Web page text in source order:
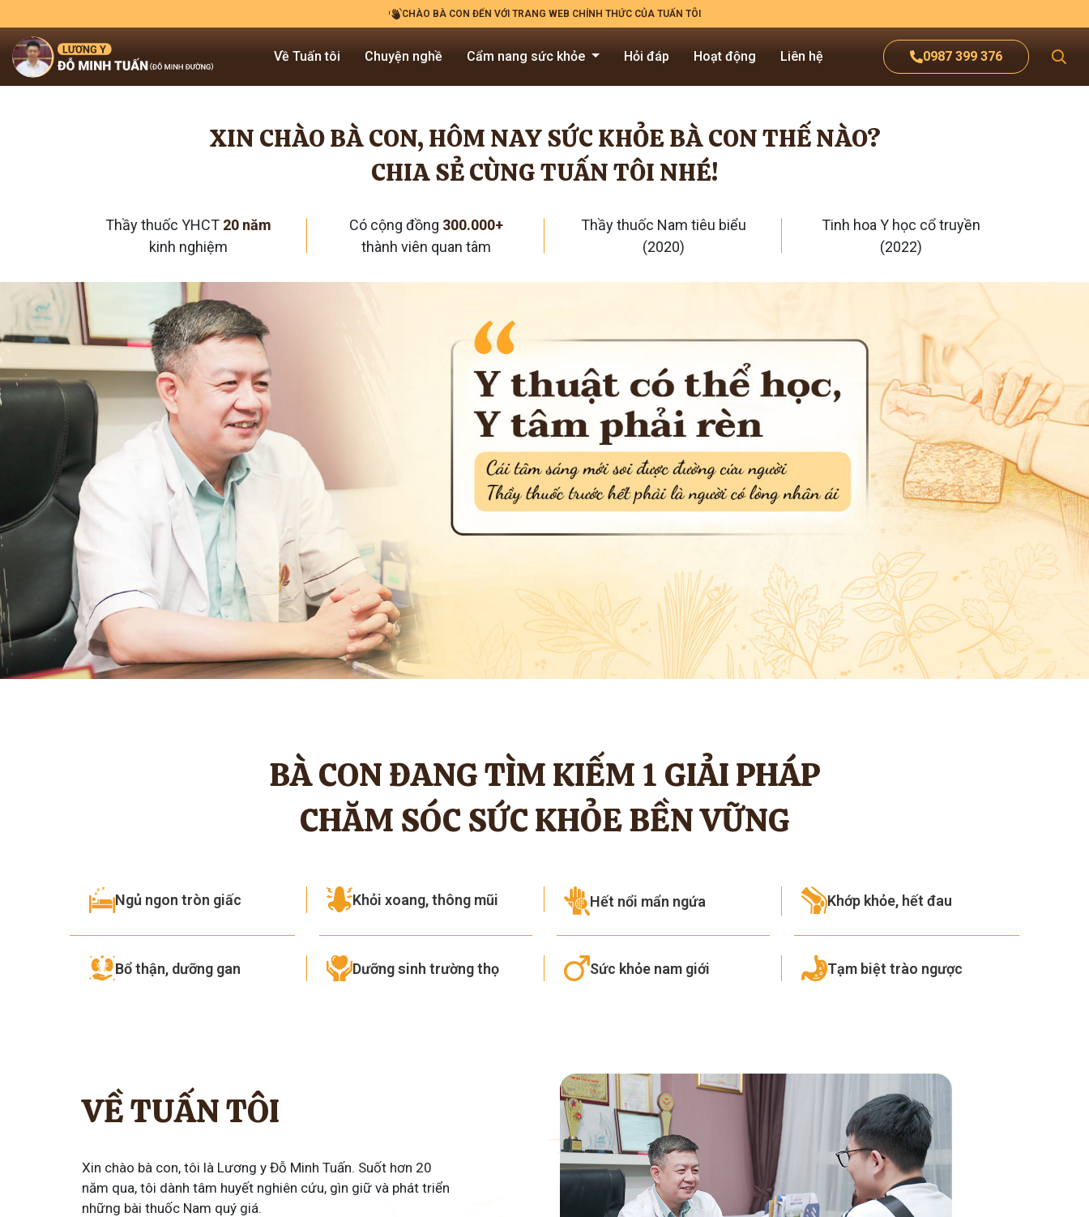
CHÀO BÀ CON ĐẾN VỚI TRANG WEB CHÍNH THỨC CỦA TUẤN TÔI
0987 399 376
Về Tuấn tôi Chuyện nghề Cẩm nang sức khỏe Hỏi đáp Hoạt động Liên hệ
XIN CHÀO BÀ CON, HÔM NAY SỨC KHỎE BÀ CON THẾ NÀO?
CHIA SẺ CÙNG TUẤN TÔI NHÉ!
Thầy thuốc YHCT 20 năm
kinh nghiệm
Có cộng đồng 300.000+
thành viên quan tâm
Thầy thuốc Nam tiêu biểu
(2020)
Tinh hoa Y học cổ truyền
(2022)
BÀ CON ĐANG TÌM KIẾM 1 GIẢI PHÁP
CHĂM SÓC SỨC KHỎE BỀN VỮNG
Ngủ ngon tròn giấc Khỏi xoang, thông mũi Hết nổi mẩn ngứa Khớp khỏe, hết đau
Bổ thận, dưỡng gan Dưỡng sinh trường thọ Sức khỏe nam giới Tạm biệt trào ngược
VỀ TUẤN TÔI
Xin chào bà con, tôi là Lương y Đỗ Minh Tuấn. Suốt hơn 20
năm qua, tôi dành tâm huyết nghiên cứu, gìn giữ và phát triển
những bài thuốc Nam quý giá.